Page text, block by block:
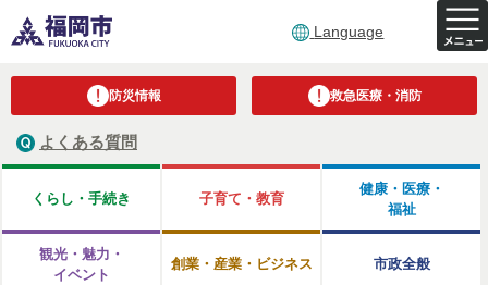
Language
防災情報 救急医療・消防
よくある質問
くらし・手続き 子育て・教育
健康・医療・
福祉
観光・魅力・
イベント
創業・産業・ビジネス 市政全般